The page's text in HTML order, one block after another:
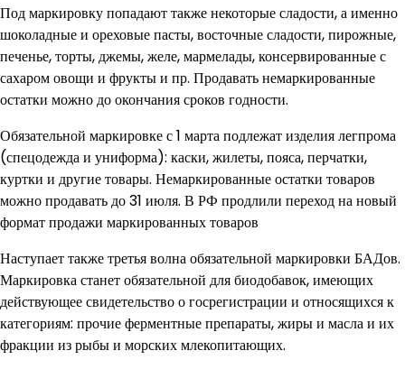
Под маркировку попадают также некоторые сладости, а именно
шоколадные и ореховые пасты, восточные сладости, пирожные,
печенье, торты, джемы, желе, мармелады, консервированные с
сахаром овощи и фрукты и пр. Продавать немаркированные
остатки можно до окончания сроков годности.
Обязательной маркировке с 1 марта подлежат изделия легпрома
(спецодежда и униформа): каски, жилеты, пояса, перчатки,
куртки и другие товары. Немаркированные остатки товаров
можно продавать до 31 июля. В РФ продлили переход на новый
формат продажи маркированных товаров
Наступает также третья волна обязательной маркировки БАДов.
Маркировка станет обязательной для биодобавок, имеющих
действующее свидетельство о госрегистрации и относящихся к
категориям: прочие ферментные препараты, жиры и масла и их
фракции из рыбы и морских млекопитающих.